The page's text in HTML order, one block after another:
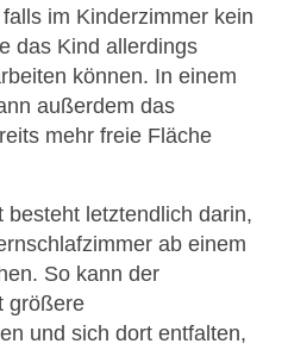
im Kinderzimmer kein
das Kind allerdings
können. In einem
außerdem das
mehr freie Fläche
besteht letztendlich darin,
ab einem
So kann der
größere
und sich dort entfalten,